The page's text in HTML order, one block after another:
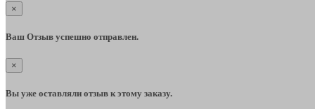
×
Ваш Отзыв успешно отправлен.
×
Вы уже оставляли отзыв к этому заказу.